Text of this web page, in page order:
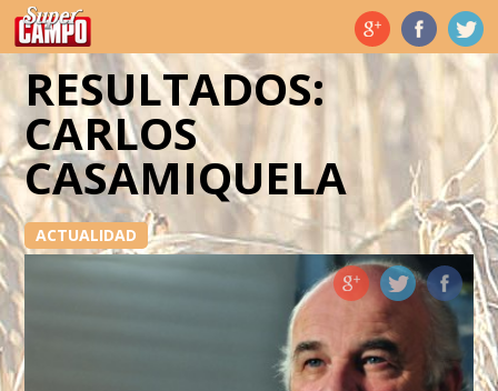
Temas de hoy
RESULTADOS:
CARLOS
CASAMIQUELA
ACTUALIDAD